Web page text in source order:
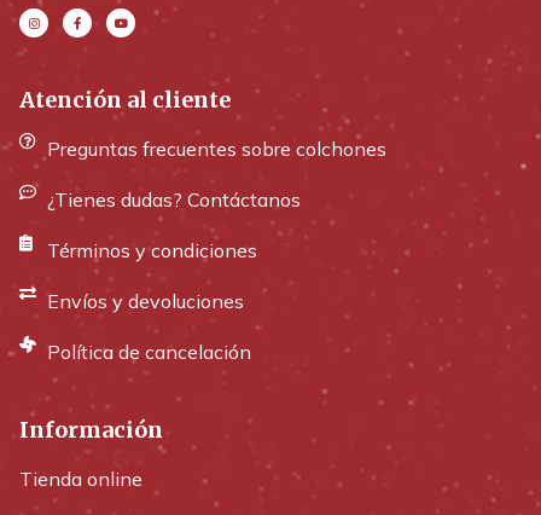
Atención al cliente
Preguntas frecuentes sobre colchones
¿Tienes dudas? Contáctanos
Términos y condiciones
Envíos y devoluciones
Política de cancelación
Información
Tienda online